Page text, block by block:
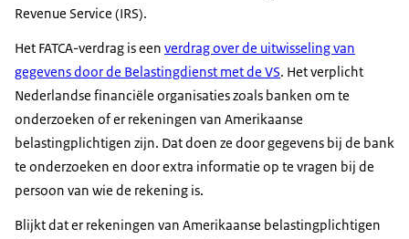
Revenue Service (IRS).
Het FATCA-verdrag is een verdrag over de uitwisseling van
gegevens door de Belastingdienst met de VS. Het verplicht
Nederlandse financiële organisaties zoals banken om te
onderzoeken of er rekeningen van Amerikaanse
belastingplichtigen zijn. Dat doen ze door gegevens bij de bank
te onderzoeken en door extra informatie op te vragen bij de
persoon van wie de rekening is.
Blijkt dat er rekeningen van Amerikaanse belastingplichtigen